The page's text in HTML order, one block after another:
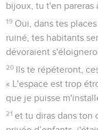
bijoux, tu t'en pareras
19 Oui, dans tes
ruiné, tes habitants
dévoraient
20 Ils te répéteront,
« L'espace est trop
que je puisse
21 et tu diras dans ton